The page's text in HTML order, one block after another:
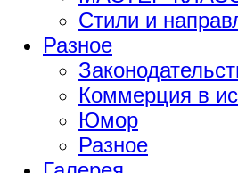
Стили и
Разное
Коммерция в
Юмор
Разное